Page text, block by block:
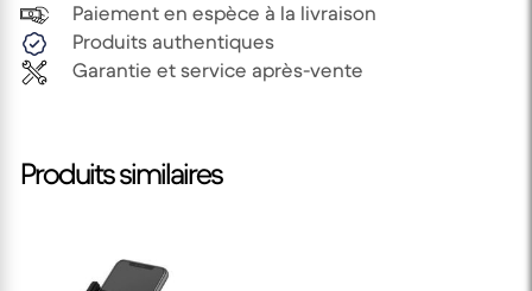
Paiement en espèce à la livraison
Produits authentiques
Garantie et service après-vente
Produits similaires